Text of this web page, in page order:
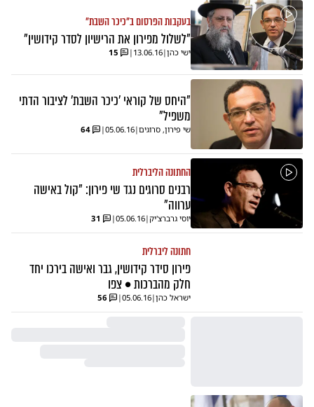
בעקבות הפרסום ב"כיכר השבת"
"לשלול מפירון את הרישיון לסדר קידושין"
ישי כהן |
13.06.16
|
15
"היחס של קוראי 'כיכר השבת' לציבור הדתי
משפיל"
שי פירון, סרוגים|
05.06.16
|
64
החתונה הליברלית
רבנים סרוגים נגד שי פירון: "קול באישה
ערווה"
יוסי גרברצ'יק|
05.06.16
|
31
חתונה ליברלית
פירון סידר קידושין, גבר ואישה בירכו יחד
חלק מהברכות • צפו
ישראל כהן|
05.06.16
|
56